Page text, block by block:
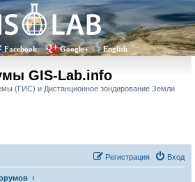
Facebook Google+ English
GIS-Lab.info
(ГИС) и Дистанционное зондирование Земли
Вход
Регистрация